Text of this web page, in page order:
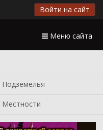
Войти на сайт
Меню сайта
Подземелья
Местности